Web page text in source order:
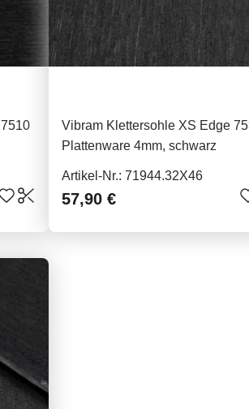
Vibram Klettersohle XS Edge
Plattenware 4mm, schwarz
Artikel-Nr.: 71944.32X46
57,90 €